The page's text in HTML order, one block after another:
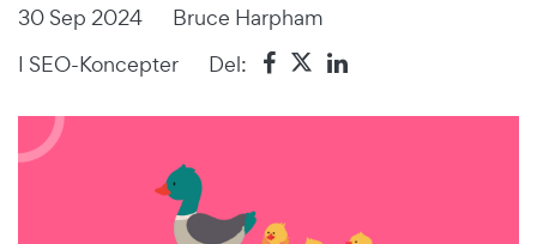
30 Sep 2024
Bruce Harpham
I SEO-Koncepter Del: